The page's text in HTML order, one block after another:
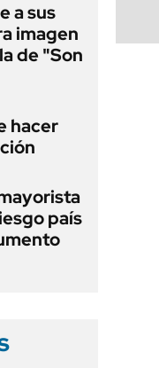
a sus
imagen
de "Son
hacer
país